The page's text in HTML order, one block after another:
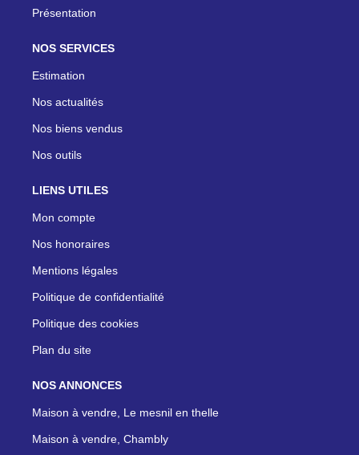
Présentation
NOS SERVICES
Estimation
Nos actualités
Nos biens vendus
Nos outils
LIENS UTILES
Mon compte
Nos honoraires
Mentions légales
Politique de confidentialité
Politique des cookies
Plan du site
NOS ANNONCES
Maison à vendre, Le mesnil en thelle
Maison à vendre, Chambly